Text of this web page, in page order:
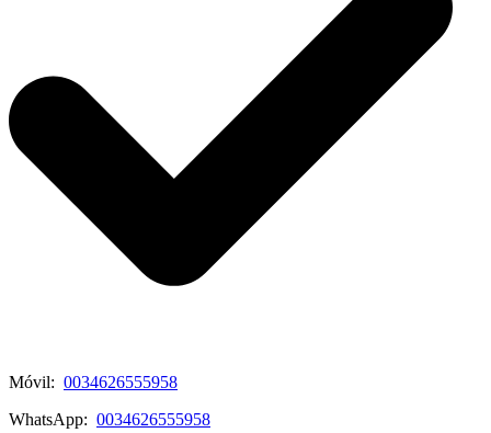
Móvil: 0034626555958
WhatsApp: 0034626555958